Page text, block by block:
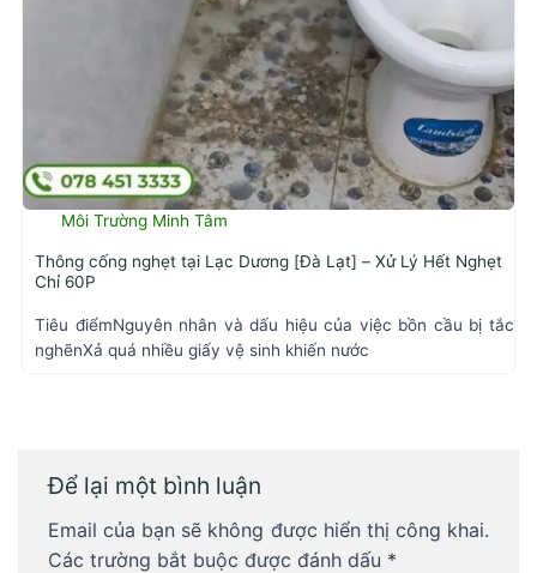
Môi Trường Minh Tâm
Thông cống nghẹt tại Lạc Dương [Đà Lạt] – Xử Lý Hết Nghẹt
Chỉ 60P
Tiêu điểmNguyên nhân và dấu hiệu của việc bồn cầu bị tắc
nghẽnXả quá nhiều giấy vệ sinh khiến nước
Để lại một bình luận
Email của bạn sẽ không được hiển thị công khai.
Các trường bắt buộc được đánh dấu *